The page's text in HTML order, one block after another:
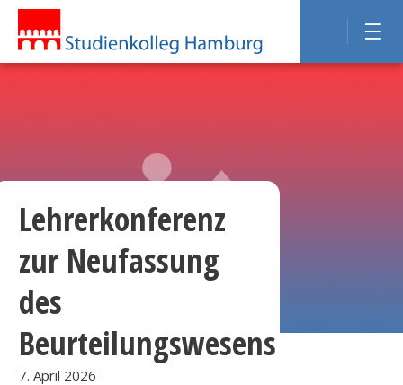
Lehrerkonferenz
zur Neufassung
des
Beurteilungswesens
7. April 2026